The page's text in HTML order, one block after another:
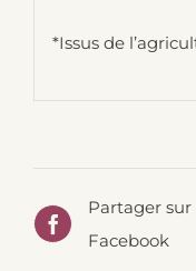
*Issus de
Partager sur
Facebook